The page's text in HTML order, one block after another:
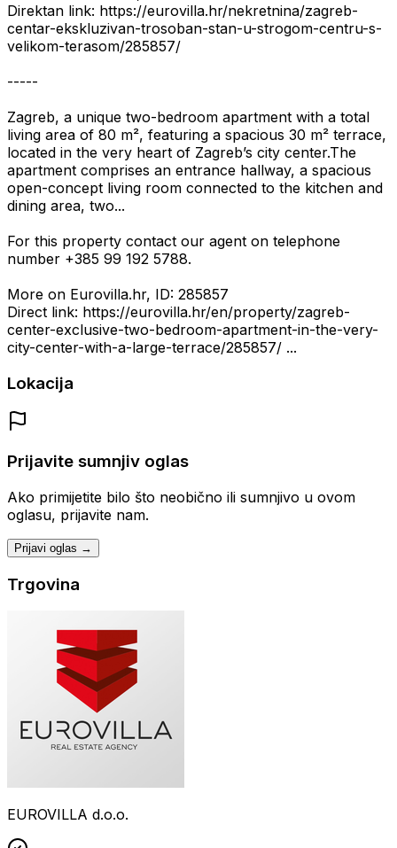
Direktan link: https://eurovilla.hr/nekretnina/zagreb-
centar-ekskluzivan-trosoban-stan-u-strogom-centru-s-
velikom-terasom/285857/
-----
Zagreb, a unique two-bedroom apartment with a total
living area of 80 m², featuring a spacious 30 m² terrace,
located in the very heart of Zagreb’s city center.The
apartment comprises an entrance hallway, a spacious
open-concept living room connected to the kitchen and
dining area, two...
For this property contact our agent on telephone
number +385 99 192 5788.
More on Eurovilla.hr, ID: 285857
Direct link: https://eurovilla.hr/en/property/zagreb-
center-exclusive-two-bedroom-apartment-in-the-very-
city-center-with-a-large-terrace/285857/ ...
Lokacija
Prijavite sumnjiv oglas
Ako primijetite bilo što neobično ili sumnjivo u ovom
oglasu, prijavite nam.
Prijavi oglas →
Trgovina
EUROVILLA d.o.o.